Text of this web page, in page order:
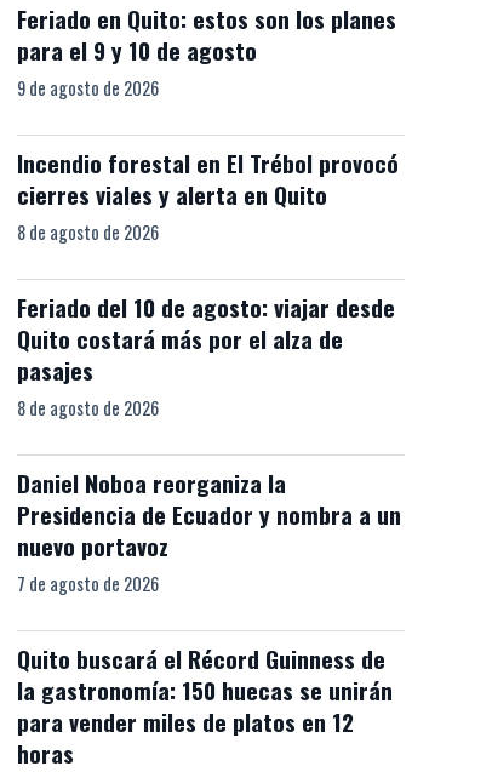
Feriado en Quito: estos son los planes
para el 9 y 10 de agosto
9 de agosto de 2026
Incendio forestal en El Trébol provocó
cierres viales y alerta en Quito
8 de agosto de 2026
Feriado del 10 de agosto: viajar desde
Quito costará más por el alza de
pasajes
8 de agosto de 2026
Daniel Noboa reorganiza la
Presidencia de Ecuador y nombra a un
nuevo portavoz
7 de agosto de 2026
Quito buscará el Récord Guinness de
la gastronomía: 150 huecas se unirán
para vender miles de platos en 12
horas